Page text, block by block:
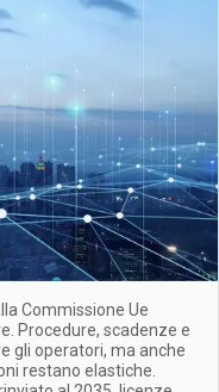
Commissione Ue
Procedure, scadenze e
gli operatori, ma anche
restano elastiche.